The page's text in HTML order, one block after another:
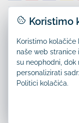
Dostava:
©
Koristimo
Koristimo kolačiće
naše web stranice
su neophodni,
personalizirati
Politici kolačića.